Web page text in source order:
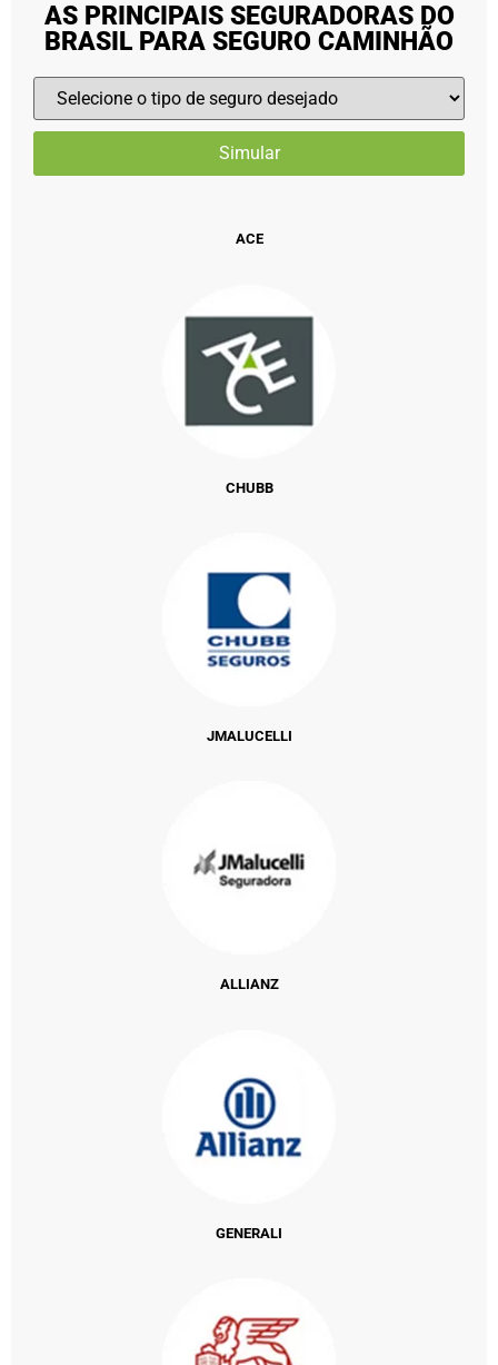
AS PRINCIPAIS SEGURADORAS DO
BRASIL PARA SEGURO CAMINHÃO
ACE
CHUBB
JMALUCELLI
ALLIANZ
GENERALI